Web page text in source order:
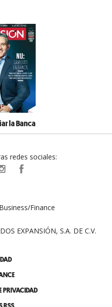
la Banca
PRIVACIDAD
redes sociales:
expansionpolitica
Finance
EXPANSIÓN, S.A. DE C.V.